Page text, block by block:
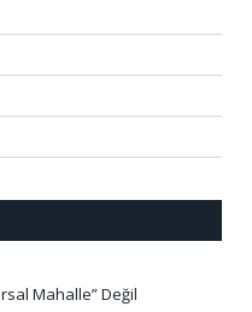
Mahalle” Değil